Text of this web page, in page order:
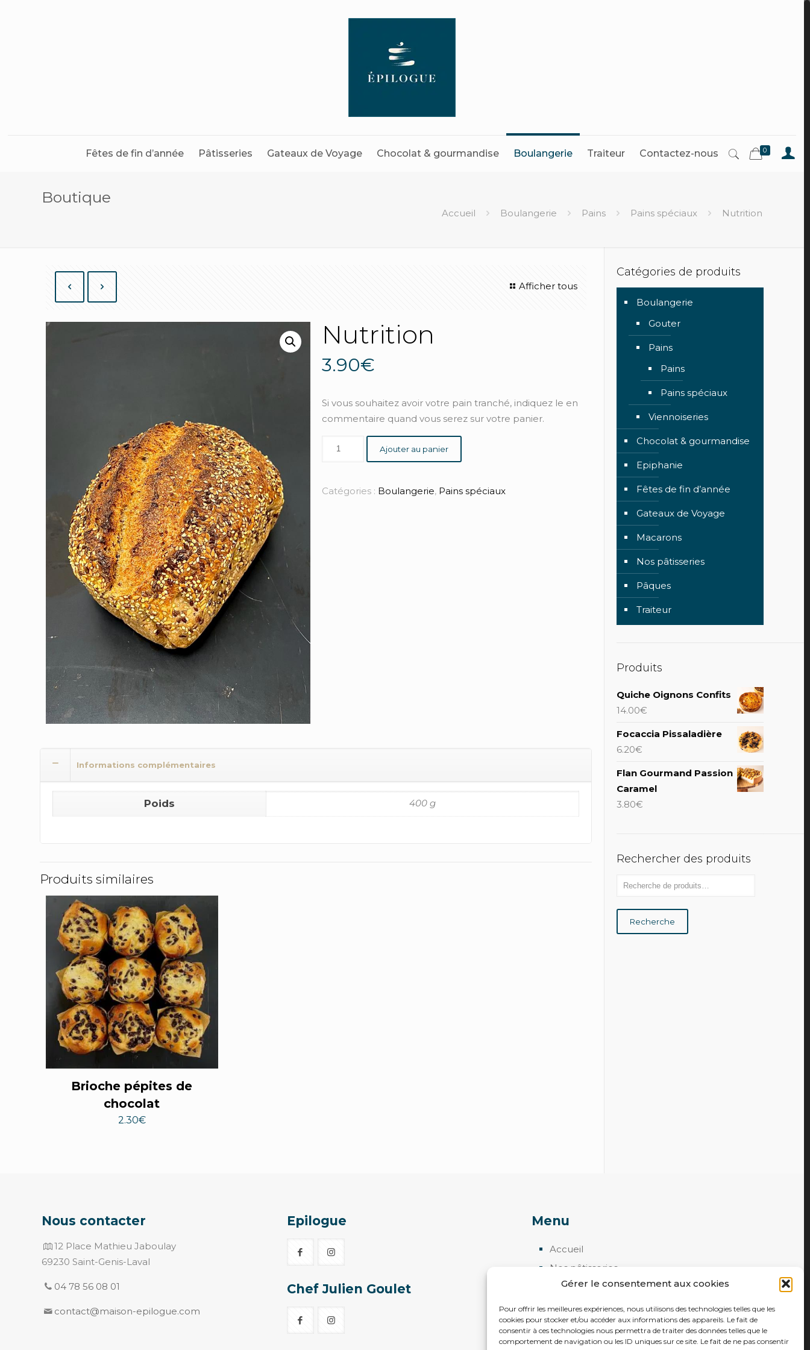
Gérer le consentement aux cookies
Pour offrir les meilleures expériences, nous utilisons des technologies telles que les
cookies pour stocker et/ou accéder aux informations des appareils. Le fait de
consentir à ces technologies nous permettra de traiter des données telles que le
comportement de navigation ou les ID uniques sur ce site. Le fait de ne pas consentir
Fêtes de fin d’année Pâtisseries Gateaux de Voyage Chocolat & gourmandise Boulangerie Traiteur Contactez-nous 0
Boutique
Accueil Boulangerie Pains Pains spéciaux Nutrition
Afficher tous
Nutrition
3.90€
Si vous souhaitez avoir votre pain tranché, indiquez le en
commentaire quand vous serez sur votre panier.
Ajouter au panier
Catégories : Boulangerie, Pains spéciaux
Informations complémentaires
Poids 400 g
Produits similaires
Brioche pépites de
chocolat
2.30€
Catégories de produits
Boulangerie
Gouter
Pains
Pains
Pains spéciaux
Viennoiseries
Chocolat & gourmandise
Epiphanie
Fêtes de fin d’année
Gateaux de Voyage
Macarons
Nos pâtisseries
Pâques
Traiteur
Produits
Quiche Oignons Confits
14.00€
Focaccia Pissaladière
6.20€
Flan Gourmand Passion
Caramel
3.80€
Rechercher des produits
Recherche
Nous contacter
12 Place Mathieu Jaboulay
69230 Saint-Genis-Laval
04 78 56 08 01
contact@maison-epilogue.com
Epilogue
Chef Julien Goulet
Menu
Accueil
Nos pâtisseries
Fêtes de fin d’année
Macarons
Epiphanie
Contactez-nous